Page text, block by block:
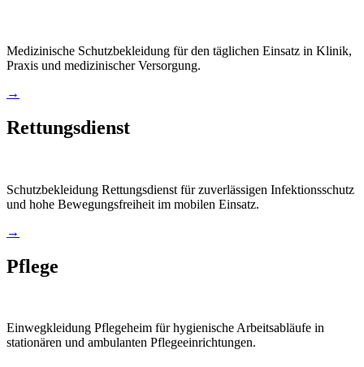
Medizinische Schutzbekleidung für den täglichen Einsatz in Klinik,
Praxis und medizinischer Versorgung.
→
Rettungsdienst
Schutzbekleidung Rettungsdienst für zuverlässigen Infektionsschutz
und hohe Bewegungsfreiheit im mobilen Einsatz.
→
Pflege
Einwegkleidung Pflegeheim für hygienische Arbeitsabläufe in
stationären und ambulanten Pflegeeinrichtungen.